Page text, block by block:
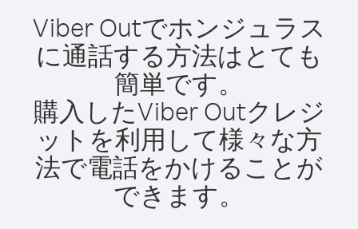
Viber Outでホンジュラス
に通話する方法はとても
簡単です。
購入したViber Outクレジ
ットを利用して様々な方
法で電話をかけることが
できます。